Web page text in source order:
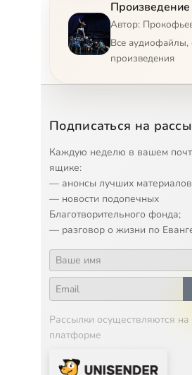
Автор:
Все аудиофайлы,
произведения
Подписаться на
Каждую неделю в вашем
ящике:
— анонсы лучших
— новости подопечных
Благотворительного фонда;
— разговор о жизни по
Рассылки осуществляются на
платформе